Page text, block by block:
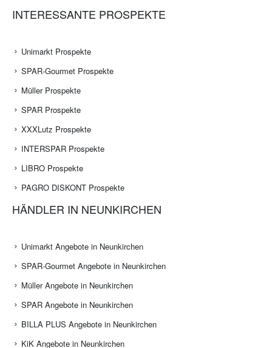
INTERESSANTE PROSPEKTE
Unimarkt Prospekte
SPAR-Gourmet Prospekte
Müller Prospekte
SPAR Prospekte
XXXLutz Prospekte
INTERSPAR Prospekte
LIBRO Prospekte
PAGRO DISKONT Prospekte
HÄNDLER IN NEUNKIRCHEN
Unimarkt Angebote in Neunkirchen
SPAR-Gourmet Angebote in Neunkirchen
Müller Angebote in Neunkirchen
SPAR Angebote in Neunkirchen
BILLA PLUS Angebote in Neunkirchen
KiK Angebote in Neunkirchen